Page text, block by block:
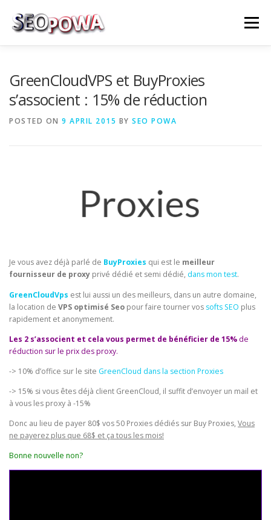
Menu
GreenCloudVPS et BuyProxies
s’associent : 15% de réduction
POSTED ON 9 APRIL 2015 BY SEO POWA
Je vous avez déjà parlé de BuyProxies qui est le meilleur
fournisseur de proxy privé dédié et semi dédié, dans mon test.
GreenCloudVps est lui aussi un des meilleurs, dans un autre domaine,
la location de VPS optimisé Seo pour faire tourner vos softs SEO plus
rapidement et anonymement.
Les 2 s’associent et cela vous permet de bénéficier de 15% de
réduction sur le prix des proxy.
-> 10% d’office sur le site GreenCloud dans la section Proxies
-> 15% si vous êtes déjà client GreenCloud, il suffit d’envoyer un mail et
à vous les proxy à -15%
Donc au lieu de payer 80$ vos 50 Proxies dédiés sur Buy Proxies, Vous
ne payerez plus que 68$ et ça tous les mois!
Bonne nouvelle non?